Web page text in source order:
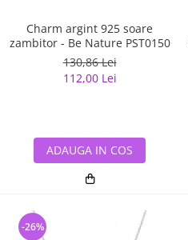
Charm argint 925 soare
zambitor - Be Nature PST0150
130,86 Lei
112,00 Lei
ADAUGA IN COS
-26%